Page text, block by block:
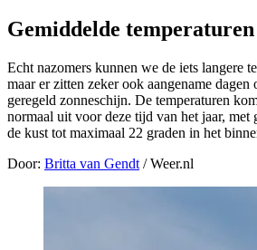
Gemiddelde temperaturen
Echt nazomers kunnen we de iets langere
maar er zitten zeker ook aangename dagen
geregeld zonneschijn. De temperaturen
normaal uit voor deze tijd van het jaar, met
de kust tot maximaal 22 graden in het
Door: Britta van Gendt / Weer.nl